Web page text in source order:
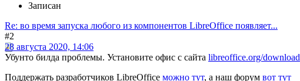
Записан
Re: во время запуска любого из компонентов LibreOffice появляет...
#2
28 августа 2020, 14:06
Убунто билда проблемы. Установите офис с сайта libreoffice.org/download
Поддержать разработчиков LibreOffice можно тут, а наш форум вот тут